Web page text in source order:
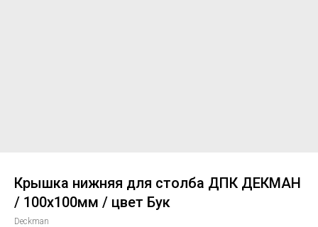
Крышка нижняя для столба ДПК ДЕКМАН
/ 100х100мм / цвет Бук
Deckman